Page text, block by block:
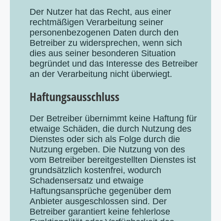
Der Nutzer hat das Recht, aus einer
rechtmäßigen Verarbeitung seiner
personenbezogenen Daten durch den
Betreiber zu widersprechen, wenn sich
dies aus seiner besonderen Situation
begründet und das Interesse des Betreiber
an der Verarbeitung nicht überwiegt.
Haftungsausschluss
Der Betreiber übernimmt keine Haftung für
etwaige Schäden, die durch Nutzung des
Dienstes oder sich als Folge durch die
Nutzung ergeben. Die Nutzung von des
vom Betreiber bereitgestellten Dienstes ist
grundsätzlich kostenfrei, wodurch
Schadensersatz und etwaige
Haftungsansprüche gegenüber dem
Anbieter ausgeschlossen sind. Der
Betreiber garantiert keine fehlerlose